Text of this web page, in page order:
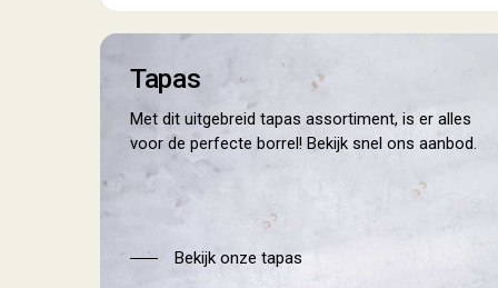
tapas
Tapas
Met dit uitgebreid tapas assortiment, is er alles
voor de perfecte borrel! Bekijk snel ons aanbod.
Bekijk onze tapas